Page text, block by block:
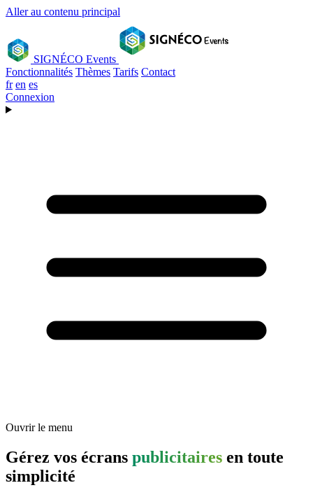
Aller au contenu principal
SIGNÉCO Events
Fonctionnalités Thèmes Tarifs Contact
fr en es
Connexion
Ouvrir le menu
Gérez vos écrans publicitaires en toute
simplicité